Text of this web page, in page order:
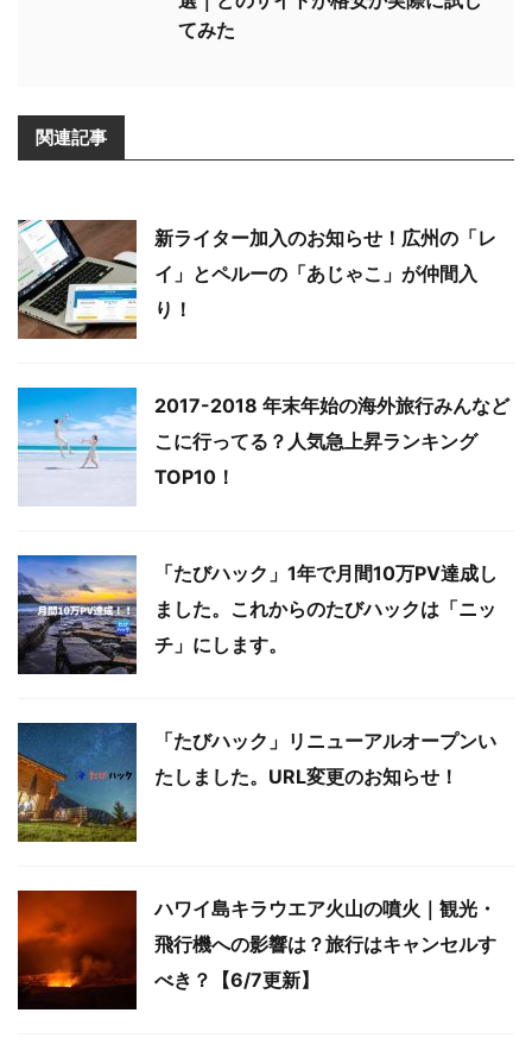
てみた
関連記事
新ライター加入のお知らせ！広州の「レ
イ」とペルーの「あじゃこ」が仲間入
り！
2017-2018 年末年始の海外旅行みんなど
こに行ってる？人気急上昇ランキング
TOP10！
「たびハック」1年で月間10万PV達成し
ました。これからのたびハックは「ニッ
チ」にします。
「たびハック」リニューアルオープンい
たしました。URL変更のお知らせ！
ハワイ島キラウエア火山の噴火｜観光・
飛行機への影響は？旅行はキャンセルす
べき？【6/7更新】